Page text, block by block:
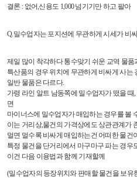
결론 : 없어,신용도 1,000 넘기기만 하고 팔아
Q.밀수업자는 포지션에 무관하게 시세가 비
제일 많이 착각하다 통수맞기 쉬운 교역 물품
특산품의 경우 위치에 무관하게 비싸게 사는
일반 물품은 다르다.
가령 라인 알트 남동쪽에 밀수업자가 떴을
면
마이너스에 밀수업자가 매입하는 경우를 볼
이는 거리상,물건의 가격상에도 상관관계가
멀면 멀수록 비싸게 매입하는건 어떠한 물건
특정 물건을 단거리에서 마구마구 파는 경우
이건 다음 이용법과 함께 기재할께
(밀수업자의 등장위치와 판매할 물건을 보